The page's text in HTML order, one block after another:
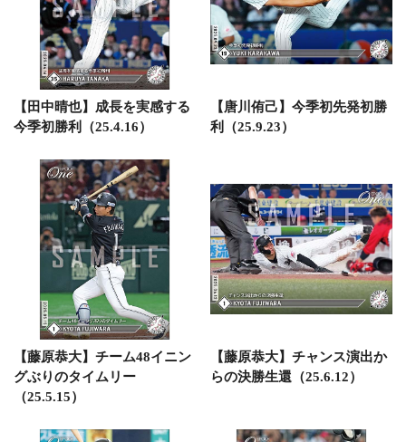
【田中晴也】成長を実感する
今季初勝利（25.4.16）
【唐川侑己】今季初先発初勝
利（25.9.23）
【藤原恭大】チーム48イニン
グぶりのタイムリー
（25.5.15）
【藤原恭大】チャンス演出か
らの決勝生還（25.6.12）